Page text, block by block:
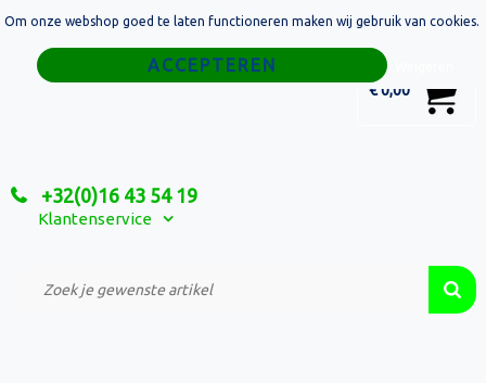
€ 0,00
+32(0)16 43 54 19
Klantenservice
Home
Relatiegeschenken
Custom Made Projecten
Om onze webshop goed te laten functioneren maken wij gebruik van cookies.